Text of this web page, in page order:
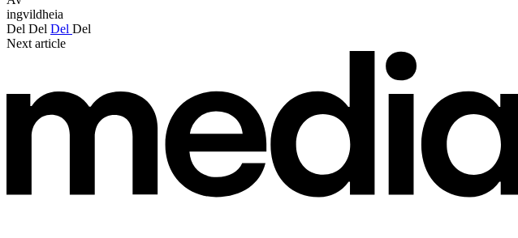
ingvildheia
Del Del Del Del
Next article